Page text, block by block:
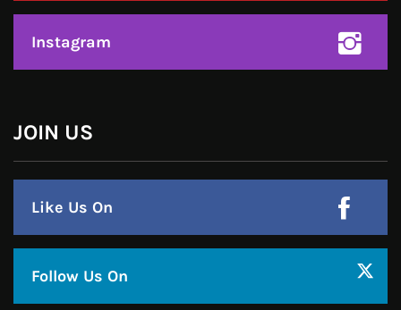
Linkedin
Pinterest
Instagram